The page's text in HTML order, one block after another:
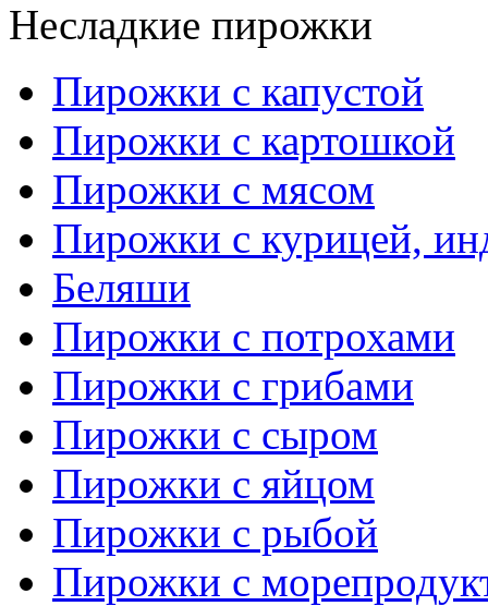
Несладкие пирожки
Пирожки с капустой
Пирожки с картошкой
Пирожки с мясом
Пирожки с курицей,
Беляши
Пирожки с потрохами
Пирожки с грибами
Пирожки с сыром
Пирожки с яйцом
Пирожки с рыбой
Пирожки с